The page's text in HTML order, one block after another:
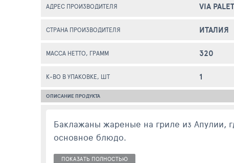
АДРЕС ПРОИЗВОДИТЕЛЯ VIA
СТРАНА ПРОИЗВОДИТЕЛЯ ИТАЛИЯ
МАССА НЕТТО, ГРАММ 320
К-ВО В УПАКОВКЕ, ШТ 1
ОПИСАНИЕ ПРОДУКТА
Баклажаны жареные на гриле из Апулии, где их
основное блюдо.
ПОКАЗАТЬ ПОЛНОСТЬЮ